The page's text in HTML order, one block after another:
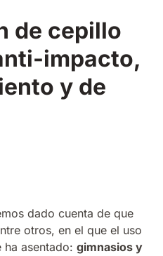
2200 m²/h
2280 m²/h
3195 m²/h
5800 m²/h
10200 m²/h
12600 m²/h
de cepillo
impacto,
y de
dado cuenta de que
otros, en el que el uso
asentado: gimnasios y